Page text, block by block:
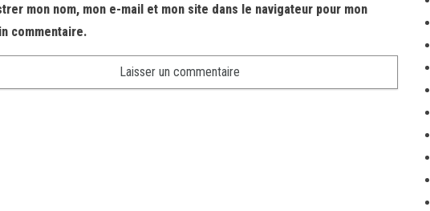
mon nom, mon e-mail et mon site dans le navigateur pour mon
commentaire.